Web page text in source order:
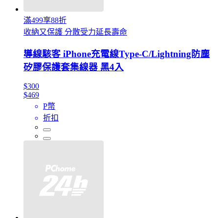
滿499享88折
收納又保護 分散受力延長壽命
導線駭客 iPhone充電線Type-C/Lightning防塵
矽膠保護套集線器 黑4入
$300
$469
P幣
折扣